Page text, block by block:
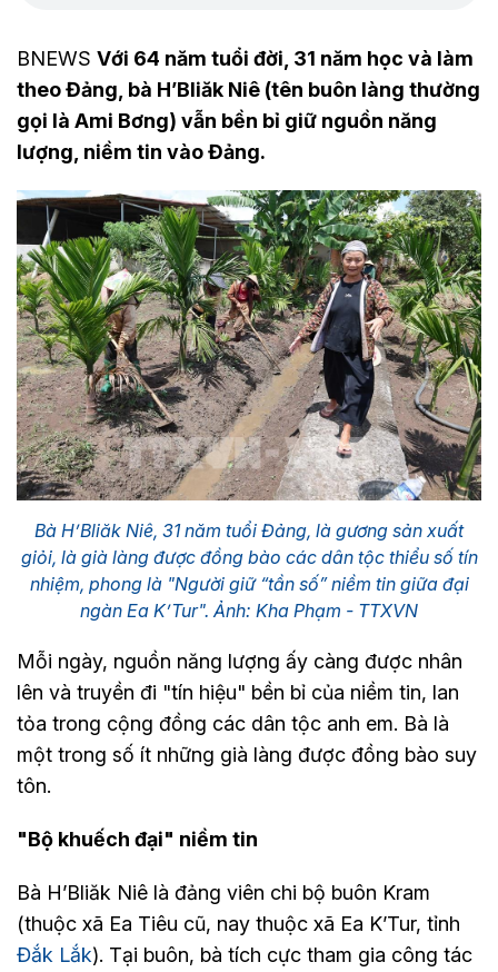
BNEWS Với 64 năm tuổi đời, 31 năm học và làm
theo Đảng, bà H’Bliăk Niê (tên buôn làng thường
gọi là Ami Bơng) vẫn bền bỉ giữ nguồn năng
lượng, niềm tin vào Đảng.
Bà H’Bliăk Niê, 31 năm tuổi Đảng, là gương sản xuất
giỏi, là già làng được đồng bào các dân tộc thiểu số tín
nhiệm, phong là "Người giữ “tần số” niềm tin giữa đại
ngàn Ea K’Tur". Ảnh: Kha Phạm - TTXVN
Mỗi ngày, nguồn năng lượng ấy càng được nhân
lên và truyền đi "tín hiệu" bền bỉ của niềm tin, lan
tỏa trong cộng đồng các dân tộc anh em. Bà là
một trong số ít những già làng được đồng bào suy
tôn.
"Bộ khuếch đại" niềm tin
Bà H’Bliăk Niê là đảng viên chi bộ buôn Kram
(thuộc xã Ea Tiêu cũ, nay thuộc xã Ea K’Tur, tỉnh
Đắk Lắk). Tại buôn, bà tích cực tham gia công tác